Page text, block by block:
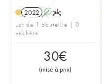
2022 AK
Lot de 1 bouteille | 0
enchère
30€
(mise à prix)